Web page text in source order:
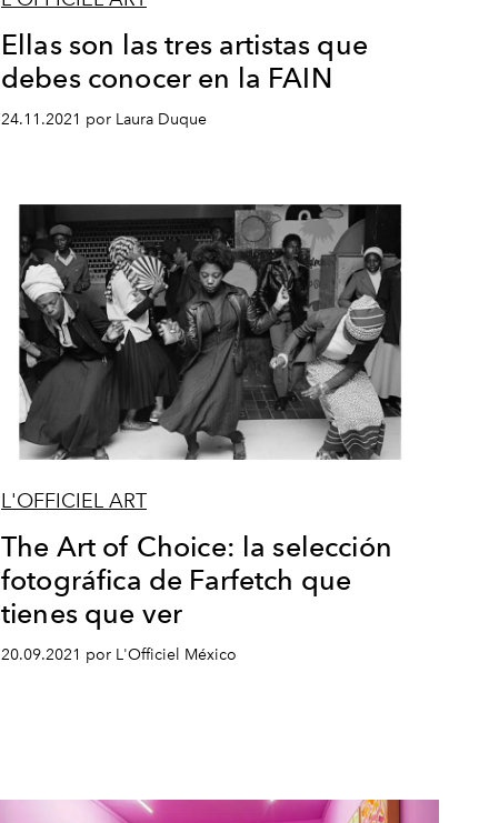
Ellas son las tres artistas que
debes conocer en la FAIN
24.11.2021 por Laura Duque
L'OFFICIEL ART
The Art of Choice: la selección
fotográfica de Farfetch que
tienes que ver
20.09.2021 por L'Officiel México